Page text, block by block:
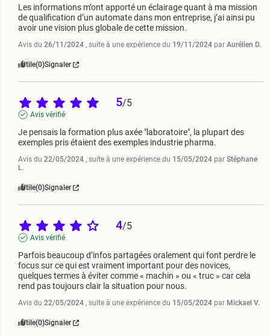
Les informations m’ont apporté un éclairage quant à ma mission
de qualification d’un automate dans mon entreprise, j’ai ainsi pu
avoir une vision plus globale de cette mission.
Avis du 26/11/2024 , suite à une expérience du 19/11/2024 par Aurélien D.
Utile(0)Signaler
5/5
Avis vérifié
Je pensais la formation plus axée "laboratoire", la plupart des
exemples pris étaient des exemples industrie pharma.
Avis du 22/05/2024 , suite à une expérience du 15/05/2024 par Stéphane
L.
Utile(0)Signaler
4/5
Avis vérifié
Parfois beaucoup d’infos partagées oralement qui font perdre le
focus sur ce qui est vraiment important pour des novices,
quelques termes à éviter comme « machin » ou « truc » car cela
rend pas toujours clair la situation pour nous.
Avis du 22/05/2024 , suite à une expérience du 15/05/2024 par Mickael V.
Utile(0)Signaler